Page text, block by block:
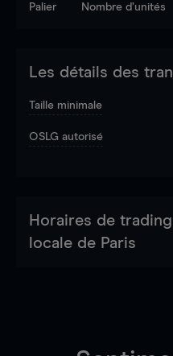
Palier Nombre d’unités
Les détails des
Taille minimale
OSLG autorisé
Horaires de
locale de Paris